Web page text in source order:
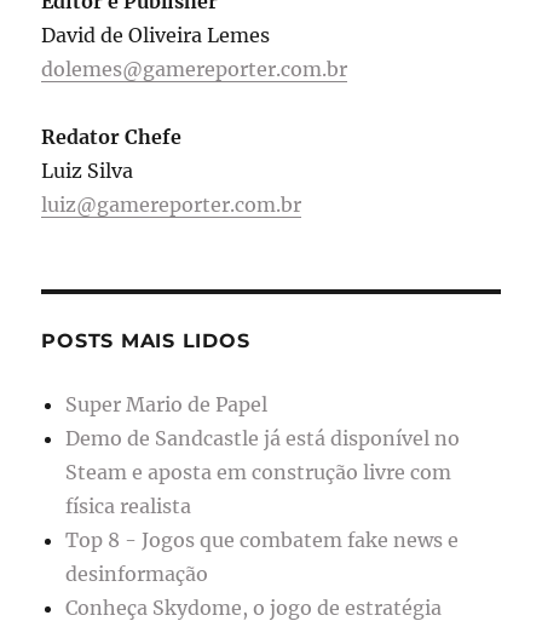
David de Oliveira Lemes
dolemes@gamereporter.com.br
Redator Chefe
Luiz Silva
luiz@gamereporter.com.br
POSTS MAIS LIDOS
Super Mario de Papel
Demo de Sandcastle já está disponível no
Steam e aposta em construção livre com
física realista
Top 8 - Jogos que combatem fake news e
desinformação
Conheça Skydome, o jogo de estratégia